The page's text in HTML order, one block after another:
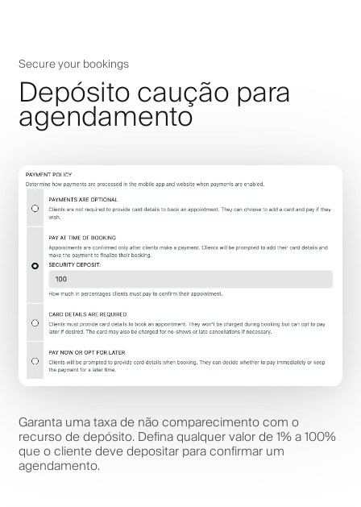
Secure your bookings
Depósito caução para
agendamento
Garanta uma taxa de não comparecimento com o
recurso de depósito. Defina qualquer valor de 1% a 100%
que o cliente deve depositar para confirmar um
agendamento.